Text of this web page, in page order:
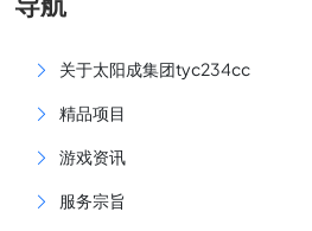
关于太阳成集团tyc234cc
精品项目
游戏资讯
服务宗旨